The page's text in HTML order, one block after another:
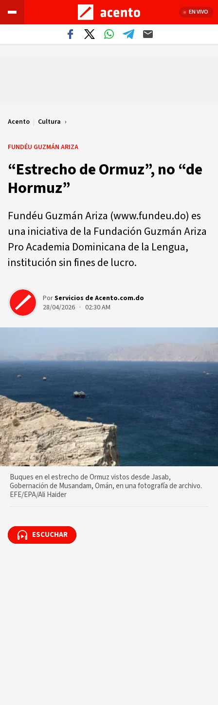
EN VIVO
Acento | Cultura
FUNDÉU GUZMÁN ARIZA
“Estrecho de Ormuz”, no “de
Hormuz”
Fundéu Guzmán Ariza (www.fundeu.do) es
una iniciativa de la Fundación Guzmán Ariza
Pro Academia Dominicana de la Lengua,
institución sin fines de lucro.
PorServicios de Acento.com.do
28/04/2026 · 02:30 AM
Buques en el estrecho de Ormuz vistos desde Jasab,
Gobernación de Musandam, Omán, en una fotografía de archivo.
EFE/EPA/Ali Haider
ESCUCHAR
ESCUCHAR